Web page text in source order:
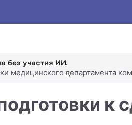
без участия ИИ.
медицинского департамента
к